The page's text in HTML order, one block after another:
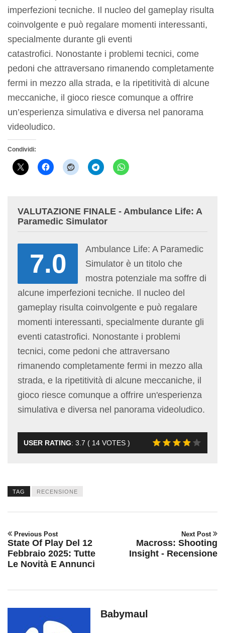
imperfezioni tecniche. Il nucleo del gameplay risulta
coinvolgente e può regalare momenti interessanti,
specialmente durante gli eventi
catastrofici. Nonostante i problemi tecnici, come
pedoni che attraversano rimanendo completamente
fermi in mezzo alla strada, e la ripetitività di alcune
meccaniche, il gioco riesce comunque a offrire
un’esperienza simulativa e diversa nel panorama
videoludico.
Condividi:
VALUTAZIONE FINALE - Ambulance Life: A
Paramedic Simulator
7.0
Ambulance Life: A Paramedic
Simulator è un titolo che
mostra potenziale ma soffre di
alcune imperfezioni tecniche. Il nucleo del
gameplay risulta coinvolgente e può regalare
momenti interessanti, specialmente durante gli
eventi catastrofici. Nonostante i problemi
tecnici, come pedoni che attraversano
rimanendo completamente fermi in mezzo alla
strada, e la ripetitività di alcune meccaniche, il
gioco riesce comunque a offrire un'esperienza
simulativa e diversa nel panorama videoludico.
USER RATING: 3.7 ( 14 VOTES )
TAG RECENSIONE
Previous Post
State Of Play Del 12
Febbraio 2025: Tutte
Le Novità E Annunci
Next Post
Macross: Shooting
Insight - Recensione
Babymaul